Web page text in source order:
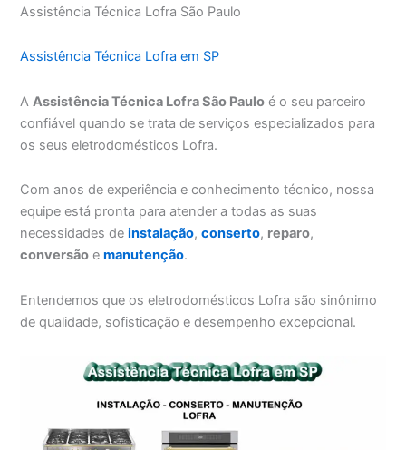
Assistência Técnica Lofra São Paulo
Assistência Técnica Lofra em SP
AAssistência Técnica Lofra São Paulo é o seu parceiro
confiável quando se trata de serviços especializados para
os seus eletrodomésticos Lofra.
Com anos de experiência e conhecimento técnico, nossa
equipe está pronta para atender a todas as suas
necessidades deinstalação,conserto, reparo,
conversão emanutenção.
Entendemos que os eletrodomésticos Lofra são sinônimo
de qualidade, sofisticação e desempenho excepcional.